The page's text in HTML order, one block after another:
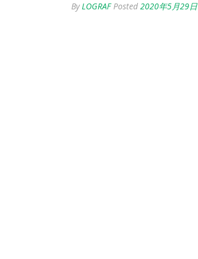
ByLOGRAF Posted 2020年5月29日